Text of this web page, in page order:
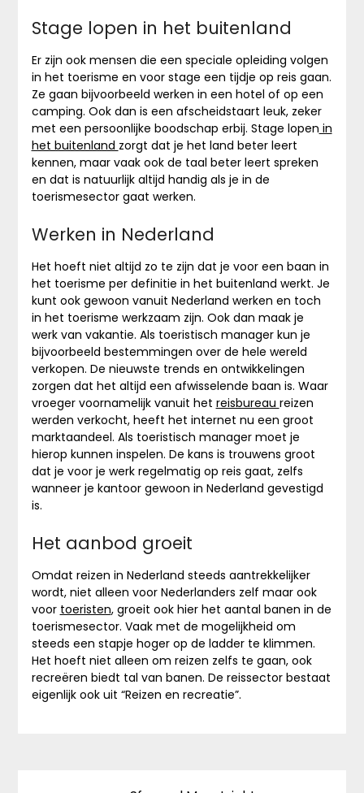
Stage lopen in het buitenland
Er zijn ook mensen die een speciale opleiding volgen
in het toerisme en voor stage een tijdje op reis gaan.
Ze gaan bijvoorbeeld werken in een hotel of op een
camping. Ook dan is een afscheidstaart leuk, zeker
met een persoonlijke boodschap erbij. Stage lopen in
het buitenland zorgt dat je het land beter leert
kennen, maar vaak ook de taal beter leert spreken
en dat is natuurlijk altijd handig als je in de
toerismesector gaat werken.
Werken in Nederland
Het hoeft niet altijd zo te zijn dat je voor een baan in
het toerisme per definitie in het buitenland werkt. Je
kunt ook gewoon vanuit Nederland werken en toch
in het toerisme werkzaam zijn. Ook dan maak je
werk van vakantie. Als toeristisch manager kun je
bijvoorbeeld bestemmingen over de hele wereld
verkopen. De nieuwste trends en ontwikkelingen
zorgen dat het altijd een afwisselende baan is. Waar
vroeger voornamelijk vanuit het reisbureau reizen
werden verkocht, heeft het internet nu een groot
marktaandeel. Als toeristisch manager moet je
hierop kunnen inspelen. De kans is trouwens groot
dat je voor je werk regelmatig op reis gaat, zelfs
wanneer je kantoor gewoon in Nederland gevestigd
is.
Het aanbod groeit
Omdat reizen in Nederland steeds aantrekkelijker
wordt, niet alleen voor Nederlanders zelf maar ook
voor toeristen, groeit ook hier het aantal banen in de
toerismesector. Vaak met de mogelijkheid om
steeds een stapje hoger op de ladder te klimmen.
Het hoeft niet alleen om reizen zelfs te gaan, ook
recreëren biedt tal van banen. De reissector bestaat
eigenlijk ook uit “Reizen en recreatie”.